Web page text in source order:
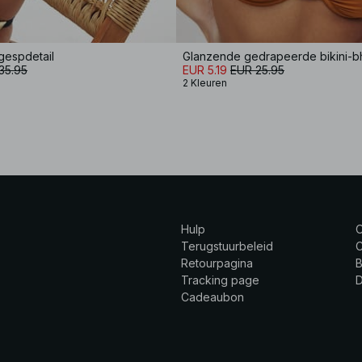
EUR 5.19 EUR 25.95
2 Kleuren
Hulp
Terugstuurbeleid
Retourpagina
Tracking page
Cadeaubon